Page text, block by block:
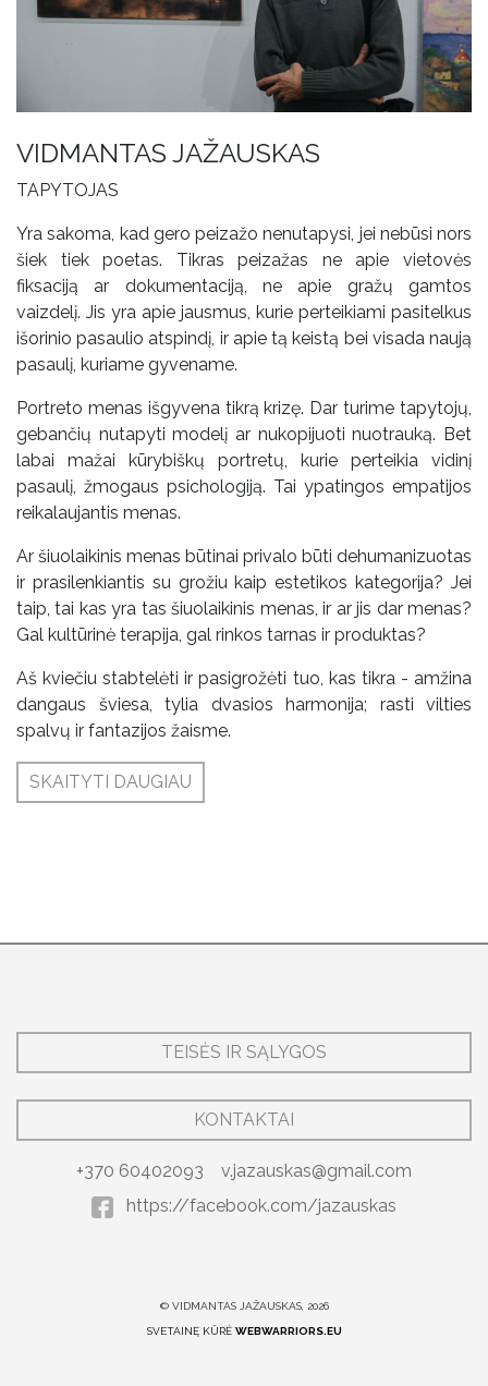
VIDMANTAS JAŽAUSKAS
TAPYTOJAS
Yra sakoma, kad gero peizažo nenutapysi, jei nebūsi nors
šiek tiek poetas. Tikras peizažas ne apie vietovės
fiksaciją ar dokumentaciją, ne apie gražų gamtos
vaizdelį. Jis yra apie jausmus, kurie perteikiami pasitelkus
išorinio pasaulio atspindį, ir apie tą keistą bei visada naują
pasaulį, kuriame gyvename.
Portreto menas išgyvena tikrą krizę. Dar turime tapytojų,
gebančių nutapyti modelį ar nukopijuoti nuotrauką. Bet
labai mažai kūrybiškų portretų, kurie perteikia vidinį
pasaulį, žmogaus psichologiją. Tai ypatingos empatijos
reikalaujantis menas.
Ar šiuolaikinis menas būtinai privalo būti dehumanizuotas
ir prasilenkiantis su grožiu kaip estetikos kategorija? Jei
taip, tai kas yra tas šiuolaikinis menas, ir ar jis dar menas?
Gal kultūrinė terapija, gal rinkos tarnas ir produktas?
Aš kviečiu stabtelėti ir pasigrožėti tuo, kas tikra - amžina
dangaus šviesa, tylia dvasios harmonija; rasti vilties
spalvų ir fantazijos žaisme.
SKAITYTI DAUGIAU
TEISĖS IR SĄLYGOS
KONTAKTAI
+370 60402093 v.jazauskas@gmail.com
https://facebook.com/jazauskas
© VIDMANTAS JAŽAUSKAS, 2026
SVETAINĘ KŪRĖ WEBWARRIORS.EU